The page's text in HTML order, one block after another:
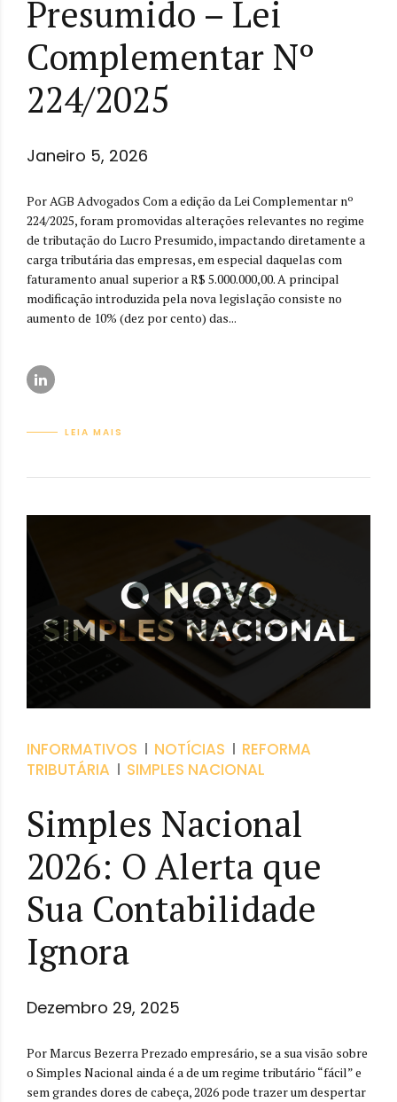
Presumido – Lei
Complementar Nº
224/2025
Janeiro 5, 2026
Por AGB Advogados Com a edição da Lei Complementar nº
224/2025, foram promovidas alterações relevantes no regime
de tributação do Lucro Presumido, impactando diretamente a
carga tributária das empresas, em especial daquelas com
faturamento anual superior a R$ 5.000.000,00. A principal
modificação introduzida pela nova legislação consiste no
aumento de 10% (dez por cento) das...
LEIA MAIS
INFORMATIVOS NOTÍCIAS
REFORMA
TRIBUTÁRIA
SIMPLES NACIONAL
Simples Nacional
2026: O Alerta que
Sua Contabilidade
Ignora
Dezembro 29, 2025
Por Marcus Bezerra Prezado empresário, se a sua visão sobre
o Simples Nacional ainda é a de um regime tributário “fácil” e
sem grandes dores de cabeça, 2026 pode trazer um despertar